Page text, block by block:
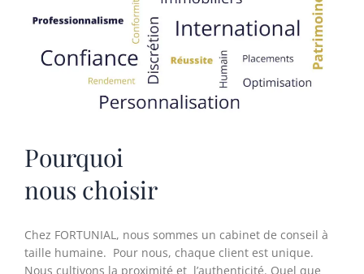
Pourquoi
nous choisir
Chez FORTUNIAL, nous sommes un cabinet de conseil à
taille humaine. Pour nous, chaque client est unique.
Nous cultivons la proximité et l’authenticité. Quel que